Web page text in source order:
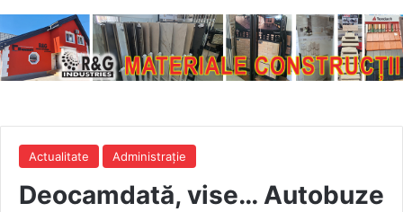
Actualitate Administrație
Deocamdată, vise… Autobuze